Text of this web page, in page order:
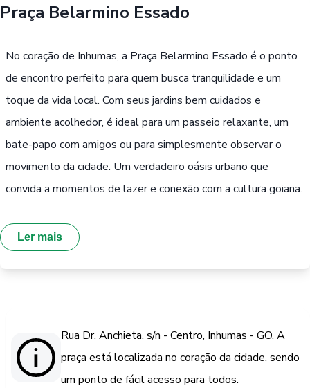
Praça Belarmino Essado
No coração de Inhumas, a Praça Belarmino Essado é o ponto
de encontro perfeito para quem busca tranquilidade e um
toque da vida local. Com seus jardins bem cuidados e
ambiente acolhedor, é ideal para um passeio relaxante, um
bate-papo com amigos ou para simplesmente observar o
movimento da cidade. Um verdadeiro oásis urbano que
convida a momentos de lazer e conexão com a cultura goiana.
Ler mais
Rua Dr. Anchieta, s/n - Centro, Inhumas - GO. A
praça está localizada no coração da cidade, sendo
um ponto de fácil acesso para todos.